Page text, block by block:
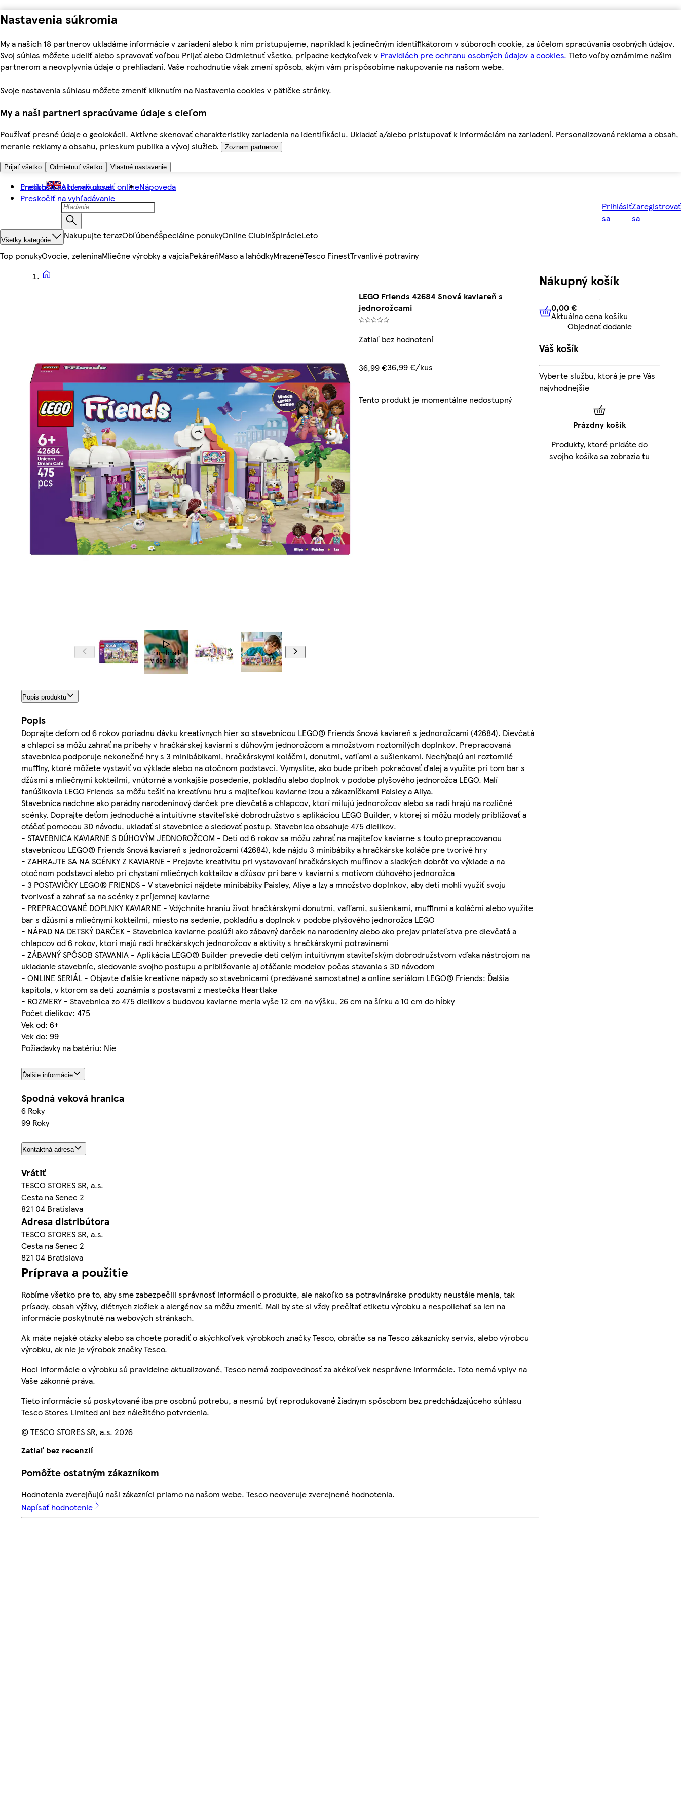
Nastavenia súkromia
My a našich 18 partnerov ukladáme informácie v zariadení alebo k nim pristupujeme, napríklad k jedinečným identifikátorom v súboroch cookie, za účelom spracúvania osobných údajov.
Svoj súhlas môžete udeliť alebo spravovať voľbou Prijať alebo Odmietnuť všetko, prípadne kedykoľvek v Pravidlách pre ochranu osobných údajov a cookies. Tieto voľby oznámime našim
partnerom a neovplyvnia údaje o prehliadaní. Vaše rozhodnutie však zmení spôsob, akým vám prispôsobíme nakupovanie na našom webe.
Svoje nastavenia súhlasu môžete zmeniť kliknutím na Nastavenia cookies v pätičke stránky.
My a naši partneri spracúvame údaje s cieľom
Používať presné údaje o geolokácii. Aktívne skenovať charakteristiky zariadenia na identifikáciu. Ukladať a/alebo pristupovať k informáciám na zariadení. Personalizovaná reklama a obsah,
meranie reklamy a obsahu, prieskum publika a vývoj služieb.
Zoznam partnerov
Prijať všetko Odmietnuť všetko Vlastné nastavenie
Preskočiť na hlavný obsah
Preskočiť na vyhľadávanie
English Ako nakupovať onlineNápoveda
Prihlásiť
sa
Zaregistrovať
sa
Všetky kategórie Nakupujte terazObľúbenéŠpeciálne ponukyOnline ClubInšpirácieLeto
Top ponukyOvocie, zeleninaMliečne výrobky a vajciaPekáreňMäso a lahôdkyMrazenéTesco FinestTrvanlivé potraviny
thumbnail-
video-label
LEGO Friends 42684 Snová kaviareň s
jednorožcami
Zatiaľ bez hodnotení
36,99 €36,99 €/kus
Tento produkt je momentálne nedostupný
Popis produktu
Popis
Doprajte deťom od 6 rokov poriadnu dávku kreatívnych hier so stavebnicou LEGO® Friends Snová kaviareň s jednorožcami (42684). Dievčatá
a chlapci sa môžu zahrať na príbehy v hračkárskej kaviarni s dúhovým jednorožcom a množstvom roztomilých doplnkov. Prepracovaná
stavebnica podporuje nekonečné hry s 3 minibábikami, hračkárskymi koláčmi, donutmi, vafľami a sušienkami. Nechýbajú ani roztomilé
muffiny, ktoré môžete vystaviť vo výklade alebo na otočnom podstavci. Vymyslite, ako bude príbeh pokračovať ďalej a využite pri tom bar s
džúsmi a mliečnymi kokteilmi, vnútorné a vonkajšie posedenie, pokladňu alebo doplnok v podobe plyšového jednorožca LEGO. Malí
fanúšikovia LEGO Friends sa môžu tešiť na kreatívnu hru s majiteľkou kaviarne Izou a zákazníčkami Paisley a Aliya.
Stavebnica nadchne ako parádny narodeninový darček pre dievčatá a chlapcov, ktorí milujú jednorožcov alebo sa radi hrajú na rozličné
scénky. Doprajte deťom jednoduché a intuitívne staviteľské dobrodružstvo s aplikáciou LEGO Builder, v ktorej si môžu modely približovať a
otáčať pomocou 3D návodu, ukladať si stavebnice a sledovať postup. Stavebnica obsahuje 475 dielikov.
- STAVEBNICA KAVIARNE S DÚHOVÝM JEDNOROŽCOM - Deti od 6 rokov sa môžu zahrať na majiteľov kaviarne s touto prepracovanou
stavebnicou LEGO® Friends Snová kaviareň s jednorožcami (42684), kde nájdu 3 minibábiky a hračkárske koláče pre tvorivé hry
- ZAHRAJTE SA NA SCÉNKY Z KAVIARNE - Prejavte kreativitu pri vystavovaní hračkárskych muffinov a sladkých dobrôt vo výklade a na
otočnom podstavci alebo pri chystaní mliečnych koktailov a džúsov pri bare v kaviarni s motívom dúhového jednorožca
- 3 POSTAVIČKY LEGO® FRIENDS - V stavebnici nájdete minibábiky Paisley, Aliye a Izy a množstvo doplnkov, aby deti mohli využiť svoju
tvorivosť a zahrať sa na scénky z príjemnej kaviarne
- PREPRACOVANÉ DOPLNKY KAVIARNE - Vdýchnite hraniu život hračkárskymi donutmi, vafľami, sušienkami, muffinmi a koláčmi alebo využite
bar s džúsmi a mliečnymi kokteilmi, miesto na sedenie, pokladňu a doplnok v podobe plyšového jednorožca LEGO
- NÁPAD NA DETSKÝ DARČEK - Stavebnica kaviarne poslúži ako zábavný darček na narodeniny alebo ako prejav priateľstva pre dievčatá a
chlapcov od 6 rokov, ktorí majú radi hračkárskych jednorožcov a aktivity s hračkárskymi potravinami
- ZÁBAVNÝ SPÔSOB STAVANIA - Aplikácia LEGO® Builder prevedie deti celým intuitívnym staviteľským dobrodružstvom vďaka nástrojom na
ukladanie stavebníc, sledovanie svojho postupu a približovanie aj otáčanie modelov počas stavania s 3D návodom
- ONLINE SERIÁL - Objavte ďalšie kreatívne nápady so stavebnicami (predávané samostatne) a online seriálom LEGO® Friends: Ďalšia
kapitola, v ktorom sa deti zoznámia s postavami z mestečka Heartlake
- ROZMERY - Stavebnica zo 475 dielikov s budovou kaviarne meria vyše 12 cm na výšku, 26 cm na šírku a 10 cm do hĺbky
Počet dielikov: 475
Vek od: 6+
Vek do: 99
Požiadavky na batériu: Nie
Ďalšie informácie
Spodná veková hranica
6 Roky
99 Roky
Kontaktná adresa
Vrátiť
TESCO STORES SR, a.s.
Cesta na Senec 2
821 04 Bratislava
Adresa distribútora
TESCO STORES SR, a.s.
Cesta na Senec 2
821 04 Bratislava
Príprava a použitie
Robíme všetko pre to, aby sme zabezpečili správnosť informácií o produkte, ale nakoľko sa potravinárske produkty neustále menia, tak
prísady, obsah výživy, diétnych zložiek a alergénov sa môžu zmeniť. Mali by ste si vždy prečítať etiketu výrobku a nespoliehať sa len na
informácie poskytnuté na webových stránkach.
Ak máte nejaké otázky alebo sa chcete poradiť o akýchkoľvek výrobkoch značky Tesco, obráťte sa na Tesco zákaznícky servis, alebo výrobcu
výrobku, ak nie je výrobok značky Tesco.
Hoci informácie o výrobku sú pravidelne aktualizované, Tesco nemá zodpovednosť za akékoľvek nesprávne informácie. Toto nemá vplyv na
Vaše zákonné práva.
Tieto informácie sú poskytované iba pre osobnú potrebu, a nesmú byť reprodukované žiadnym spôsobom bez predchádzajúceho súhlasu
Tesco Stores Limited ani bez náležitého potvrdenia.
© TESCO STORES SR, a.s. 2026
Zatiaľ bez recenzií
Pomôžte ostatným zákazníkom
Hodnotenia zverejňujú naši zákazníci priamo na našom webe. Tesco neoveruje zverejnené hodnotenia.
Napísať hodnotenie
Nákupný košík
0,00 € Aktuálna cena košíku
0,00 €
Aktuálna cena košíku
Objednať dodanie
Váš košík
Vyberte službu, ktorá je pre Vás
najvhodnejšie
Prázdny košík
Produkty, ktoré pridáte do
svojho košíka sa zobrazia tu